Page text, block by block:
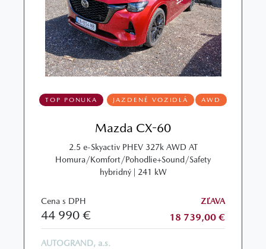
TOP PONUKA JAZDENÉ VOZIDLÁ AWD
Mazda CX-60
2.5 e-Skyactiv PHEV 327k AWD AT
Homura/Komfort/Pohodlie+Sound/Safety
hybridný | 241 kW
Cena s DPH
44 990 €
ZĽAVA
18 739,00 €
AUTOGRAND, a.s.